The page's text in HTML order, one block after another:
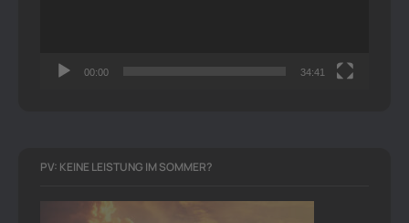
00:00 34:41
PV: KEINE LEISTUNG IM SOMMER?